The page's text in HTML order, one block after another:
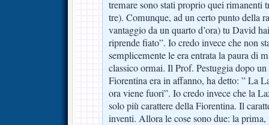
tremare sono stati proprio quei rimanenti
tre). Comunque, ad un certo punto della
vantaggio da un quarto d’ora) tu David
riprende fiato”. Io credo invece che non
semplicemente le era entrata la paura di
classico ormai. Il Prof. Pestuggia dopo
Fiorentina era in affanno, ha detto: ” La
ora viene fuori”. Io credo invece che la
solo più carattere della Fiorentina. Il
inventi. Allora le cose sono due: la prima,